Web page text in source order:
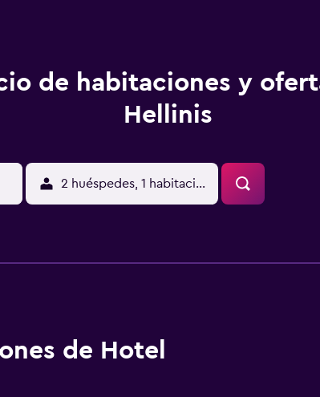
a cambios. Check-In El Checkin empieza a las
persona adicional, según la política del
por las autoridades gubernamentales, y una tarjeta
adicionales. Esta propiedad acepta tarjetas
para niños. Agrega las edades de los menores
recibirá a los huéspedes al momento de su
que está implementando medidas para
de habitaciones y
Hellinis
2 huéspedes, 1 habitación
de Hotel